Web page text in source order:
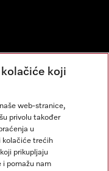
koji
web-stranice,
privolu također
u
kolačiće trećih
prikupljaju
i pomažu nam